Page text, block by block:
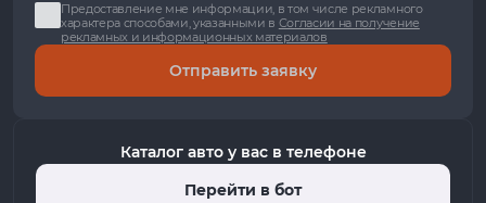
Предоставление мне информации, в том числе рекламного
характера способами, указанными в Согласии на получение
рекламных и информационных материалов
Отправить заявку
Каталог авто у вас в телефоне
Перейти в бот